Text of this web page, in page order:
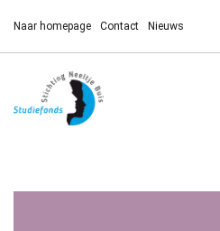
Naar homepage Contact Nieuws